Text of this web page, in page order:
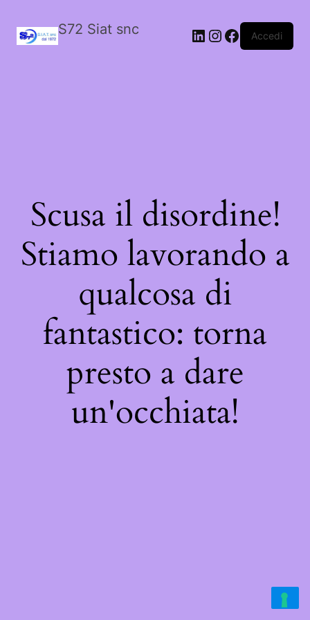
S72 Siat snc LinkedIn
Instagram
Facebook
Accedi
Scusa il disordine!
Stiamo lavorando a
qualcosa di
fantastico: torna
presto a dare
un'occhiata!